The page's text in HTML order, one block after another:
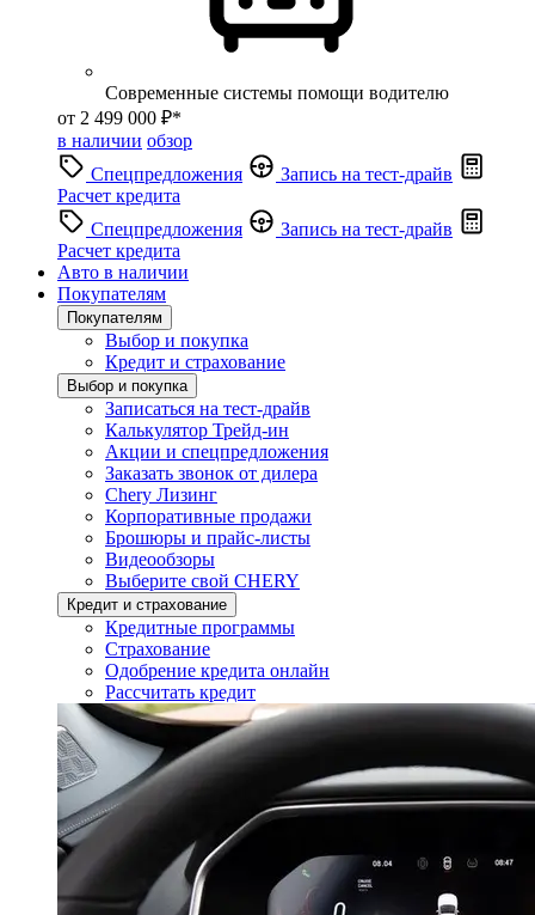
Современные системы помощи водителю
от 2 499 000 ₽*
в наличии обзор
Спецпредложения
Запись на тест-драйв
Расчет кредита
Спецпредложения
Запись на тест-драйв
Расчет кредита
Авто в наличии
Покупателям
Покупателям
Выбор и покупка
Кредит и страхование
Выбор и покупка
Записаться на тест-драйв
Калькулятор Трейд-ин
Акции и спецпредложения
Заказать звонок от дилера
Chery Лизинг
Корпоративные продажи
Брошюры и прайс-листы
Видеообзоры
Выберите свой CHERY
Кредит и страхование
Кредитные программы
Страхование
Одобрение кредита онлайн
Рассчитать кредит